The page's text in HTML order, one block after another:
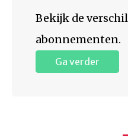
Bekijk de
abonnementen.
Ga verder